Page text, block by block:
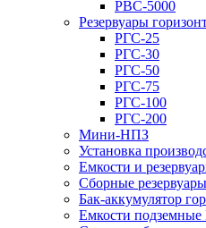
РВС-5000
Резервуары
РГС-25
РГС-30
РГС-50
РГС-75
РГС-100
РГС-200
Мини-НПЗ
Установка
Емкости и
Сборные
Бак-аккумулятор
Емкости